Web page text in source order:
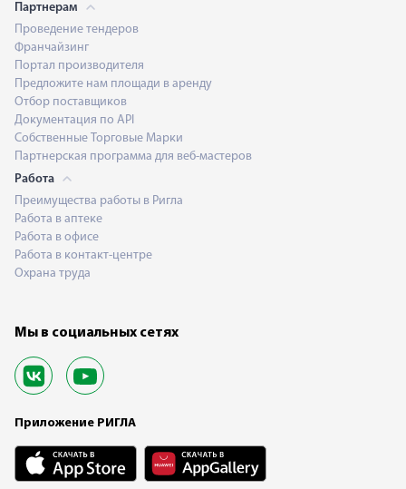
Партнерам
Проведение тендеров
Франчайзинг
Портал производителя
Предложите нам площади в аренду
Отбор поставщиков
Документация по API
Собственные Торговые Марки
Партнерская программа для веб-мастеров
Работа
Преимущества работы в Ригла
Работа в аптеке
Работа в офисе
Работа в контакт-центре
Охрана труда
Мы в социальных сетях
Приложение РИГЛА